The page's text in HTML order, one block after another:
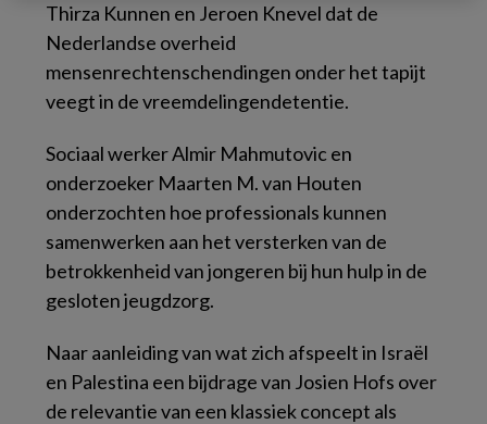
Thirza Kunnen en Jeroen Knevel dat de
Nederlandse overheid
mensenrechtenschendingen onder het tapijt
veegt in de vreemdelingendetentie.
Sociaal werker Almir Mahmutovic en
onderzoeker Maarten M. van Houten
onderzochten hoe professionals kunnen
samenwerken aan het versterken van de
betrokkenheid van jongeren bij hun hulp in de
gesloten jeugdzorg.
Naar aanleiding van wat zich afspeelt in Israël
en Palestina een bijdrage van Josien Hofs over
de relevantie van een klassiek concept als